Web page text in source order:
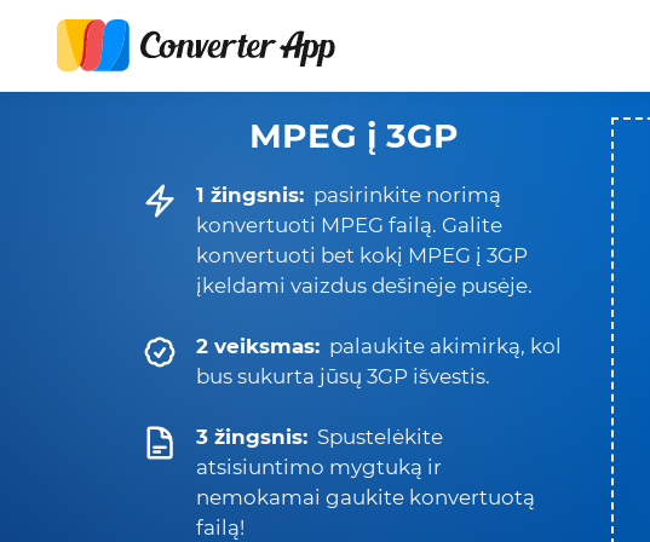
MPEG į 3GP
1 žingsnis: pasirinkite norimą
konvertuoti MPEG failą. Galite
konvertuoti bet kokį MPEG į 3GP
įkeldami vaizdus dešinėje pusėje.
2 veiksmas: palaukite akimirką, kol
bus sukurta jūsų 3GP išvestis.
3 žingsnis: Spustelėkite
atsisiuntimo mygtuką ir
nemokamai gaukite konvertuotą
failą!